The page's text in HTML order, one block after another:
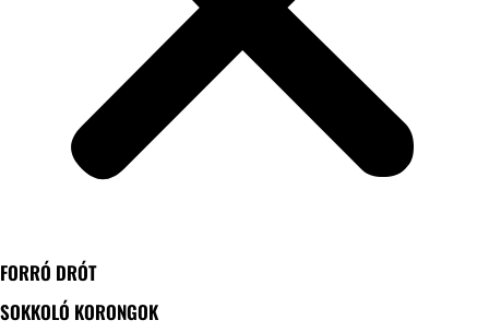
FORRÓ DRÓT
SOKKOLÓ KORONGOK